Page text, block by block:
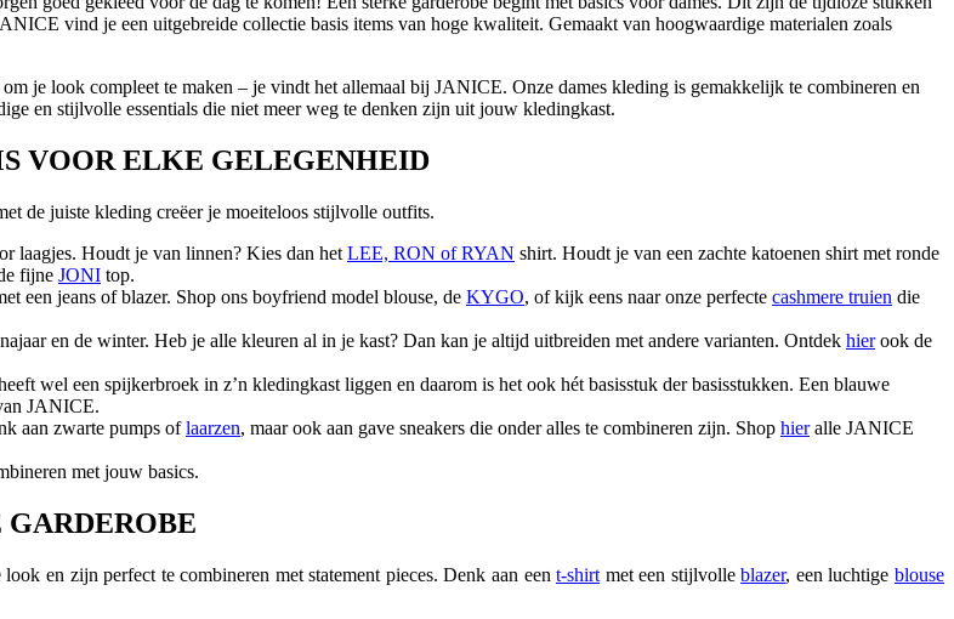
vind je een uitgebreide collectie basis items van hoge kwaliteit. Gemaakt van hoogwaardige materialen zoals
je look compleet te maken – je vindt het allemaal bij JANICE. Onze dames kleding is gemakkelijk te combineren en
en stijlvolle essentials die niet meer weg te denken zijn uit jouw kledingkast.
VOOR ELKE GELEGENHEID
de juiste kleding creëer je moeiteloos stijlvolle outfits.
laagjes. Houdt je van linnen? Kies dan het LEE, RON of RYAN shirt. Houdt je van een zachte katoenen shirt met ronde
fijne JONI top.
een jeans of blazer. Shop ons boyfriend model blouse, de KYGO, of kijk eens naar onze perfecte cashmere truien die
en de winter. Heb je alle kleuren al in je kast? Dan kan je altijd uitbreiden met andere varianten. Ontdek hierook de
wel een spijkerbroek in z’n kledingkast liggen en daarom is het ook hét basisstuk der basisstukken. Een blauwe
JANICE.
aan zwarte pumps oflaarzen, maar ook aan gave sneakers die onder alles te combineren zijn. Shop hieralle JANICE
met jouw basics.
GARDEROBE
en zijn perfect te combineren met statement pieces. Denk aan eent-shirt met een stijlvolleblazer, een luchtigeblouse